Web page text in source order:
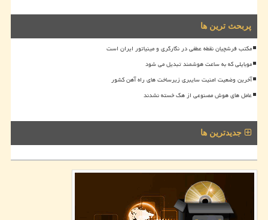
پربحث ترین ها
مکتب فرشچیان نقطه عطفی در نگارگری و مینیاتور ایران است
موبایلی که به ساعت هوشمند تبدیل می شود
آخرین وضعیت امنیت سایبری زیرساخت های راه آهن کشور
عامل های هوش مصنوعی از هک خسته نشدند
جدیدترین ها